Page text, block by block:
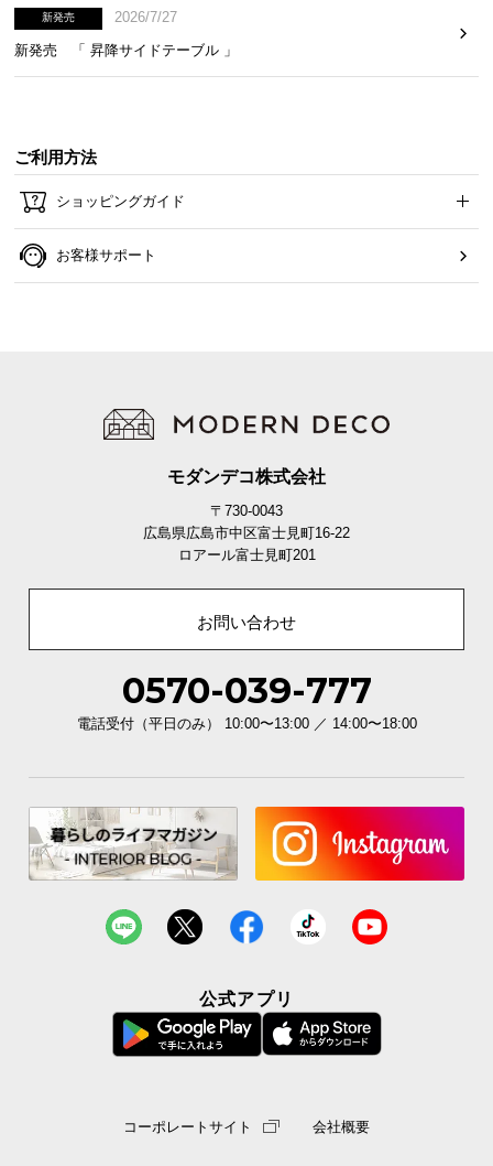
新発売
2026/7/27
新発売 「 昇降サイドテーブル 」
ご利用方法
ショッピングガイド
お客様サポート
モダンデコ株式会社
〒730-0043
広島県広島市中区富士見町16-22
ロアール富士見町201
お問い合わせ
0570-039-777
電話受付（平日のみ） 10:00〜13:00 ／ 14:00〜18:00
公式アプリ
コーポレートサイト 会社概要